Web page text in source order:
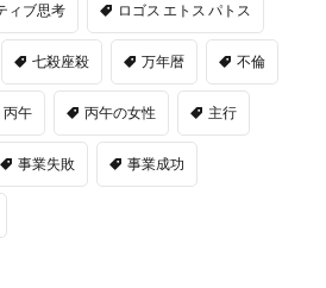
ィブ思考 ロゴス エトス パトス
七殺座殺 万年暦 不倫
丙午 丙午の女性 主行
事業失敗 事業成功